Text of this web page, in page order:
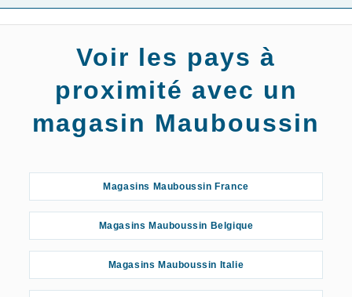
Voir les pays à
proximité avec un
magasin Mauboussin
Magasins Mauboussin France
Magasins Mauboussin Belgique
Magasins Mauboussin Italie